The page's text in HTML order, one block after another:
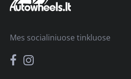
Mes socialiniuose tinkluose